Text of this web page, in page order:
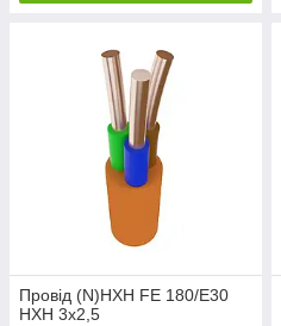
Провід (N)HXH FE 180/Е30
HXH 3х2,5